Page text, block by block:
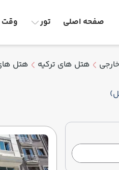
صفحه اصلی تور وقت
هتل های ترکیه هتل